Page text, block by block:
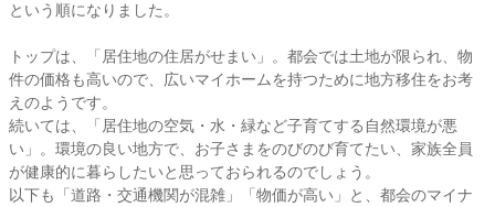
という順になりました。
トップは、「居住地の住居がせまい」。都会では土地が限られ、物
件の価格も高いので、広いマイホームを持つために地方移住をお考
えのようです。
続いては、「居住地の空気・水・緑など子育てする自然環境が悪
い」。環境の良い地方で、お子さまをのびのび育てたい、家族全員
が健康的に暮らしたいと思っておられるのでしょう。
以下も「道路・交通機関が混雑」「物価が高い」と、都会のマイナ